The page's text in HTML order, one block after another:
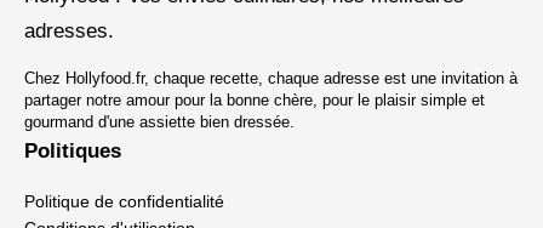
adresses.
Chez Hollyfood.fr, chaque recette, chaque adresse est une invitation à
partager notre amour pour la bonne chère, pour le plaisir simple et
gourmand d'une assiette bien dressée.
Politiques
Politique de confidentialité